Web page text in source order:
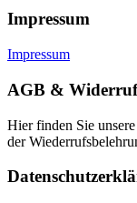
Impressum
Impressum
AGB &
Hier finden Sie unsere
der